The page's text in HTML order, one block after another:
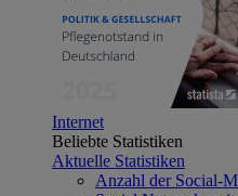
Internet
Beliebte Statistiken
Aktuelle Statistiken
Anzahl der Social-